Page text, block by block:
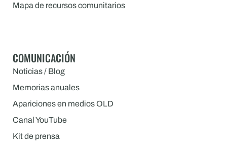
Mapa de recursos comunitarios
COMUNICACIÓN
Noticias / Blog
Memorias anuales
Apariciones en medios OLD
Canal YouTube
Kit de prensa